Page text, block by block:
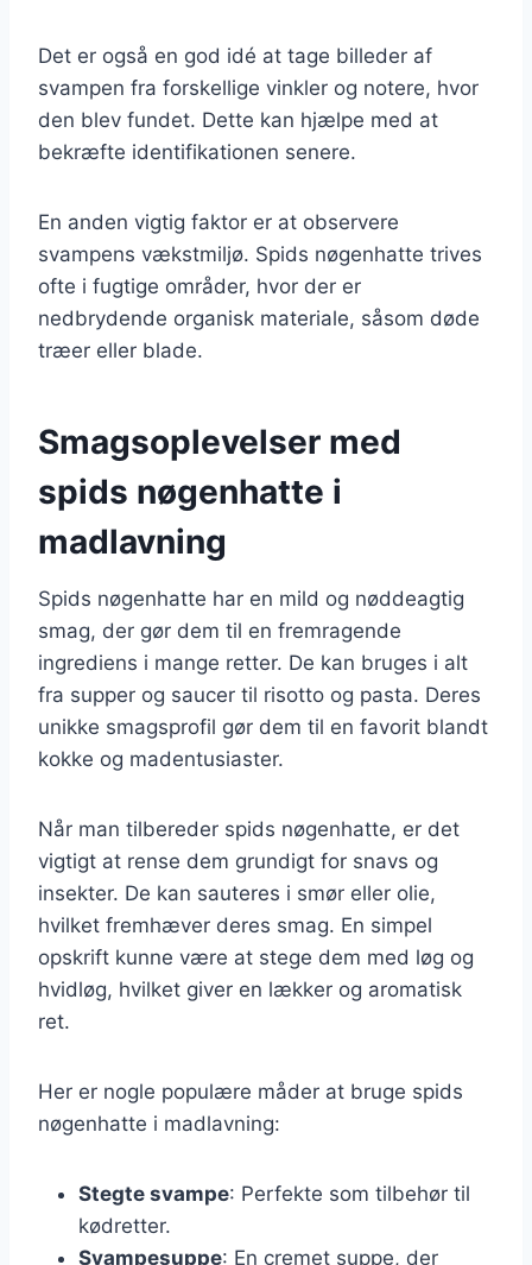
Det er også en god idé at tage billeder af
svampen fra forskellige vinkler og notere, hvor
den blev fundet. Dette kan hjælpe med at
bekræfte identifikationen senere.
En anden vigtig faktor er at observere
svampens vækstmiljø. Spids nøgenhatte trives
ofte i fugtige områder, hvor der er
nedbrydende organisk materiale, såsom døde
træer eller blade.
Smagsoplevelser med
spids nøgenhatte i
madlavning
Spids nøgenhatte har en mild og nøddeagtig
smag, der gør dem til en fremragende
ingrediens i mange retter. De kan bruges i alt
fra supper og saucer til risotto og pasta. Deres
unikke smagsprofil gør dem til en favorit blandt
kokke og madentusiaster.
Når man tilbereder spids nøgenhatte, er det
vigtigt at rense dem grundigt for snavs og
insekter. De kan sauteres i smør eller olie,
hvilket fremhæver deres smag. En simpel
opskrift kunne være at stege dem med løg og
hvidløg, hvilket giver en lækker og aromatisk
ret.
Her er nogle populære måder at bruge spids
nøgenhatte i madlavning:
Stegte svampe: Perfekte som tilbehør til
kødretter.
Svampesuppe: En cremet suppe, der